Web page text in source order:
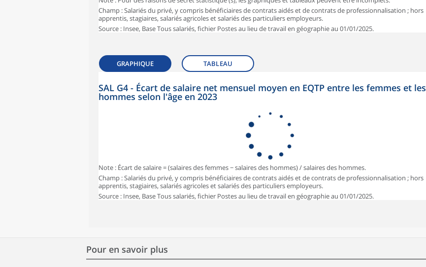
Champ : Salariés du privé, y compris bénéficiaires de contrats aidés et de contrats de professionnalisation ; hors
apprentis, stagiaires, salariés agricoles et salariés des particuliers employeurs.
Source : Insee, Base Tous salariés, fichier Postes au lieu de travail en géographie au 01/01/2025.
GRAPHIQUE TABLEAU
SAL G4 - Écart de salaire net mensuel moyen en EQTP entre les femmes et les
hommes selon l'âge en 2023
Note : Écart de salaire = (salaires des femmes − salaires des hommes) / salaires des hommes.
Champ : Salariés du privé, y compris bénéficiaires de contrats aidés et de contrats de professionnalisation ; hors
apprentis, stagiaires, salariés agricoles et salariés des particuliers employeurs.
Source : Insee, Base Tous salariés, fichier Postes au lieu de travail en géographie au 01/01/2025.
Pour en savoir plus